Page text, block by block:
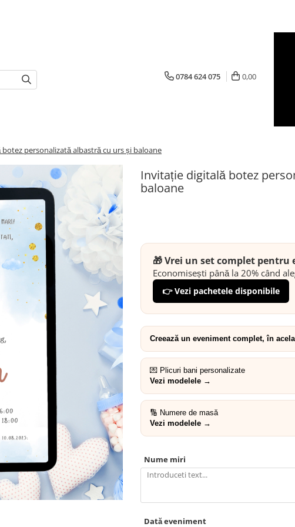
0784 624 075 0,00
personalizată albastră cu urs și baloane
Invitație digitală botez
baloane
🎁 Vrei un set complet
Economisești până la 20% când
👉 Vezi pachetele disponibile
Creează un eveniment complet, în
💌 Plicuri bani personalizate
Vezi modelele →
🔢 Numere de masă
Vezi modelele →
Nume miri
Dată eveniment